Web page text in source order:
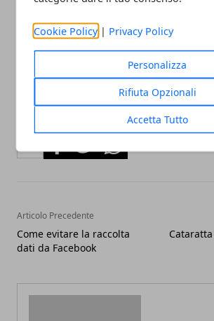
Cookie Policy | Privacy Policy
Personalizza
Rifiuta Opzionali
Accetta Tutto
graditi e forniranno al bambino le
sali minerali e vitamine. Attenzione
che è di fondamentale importanza.
Facebook
TwitterWhatsapp
Articolo Precedente
Come evitare la raccolta
dati da Facebook